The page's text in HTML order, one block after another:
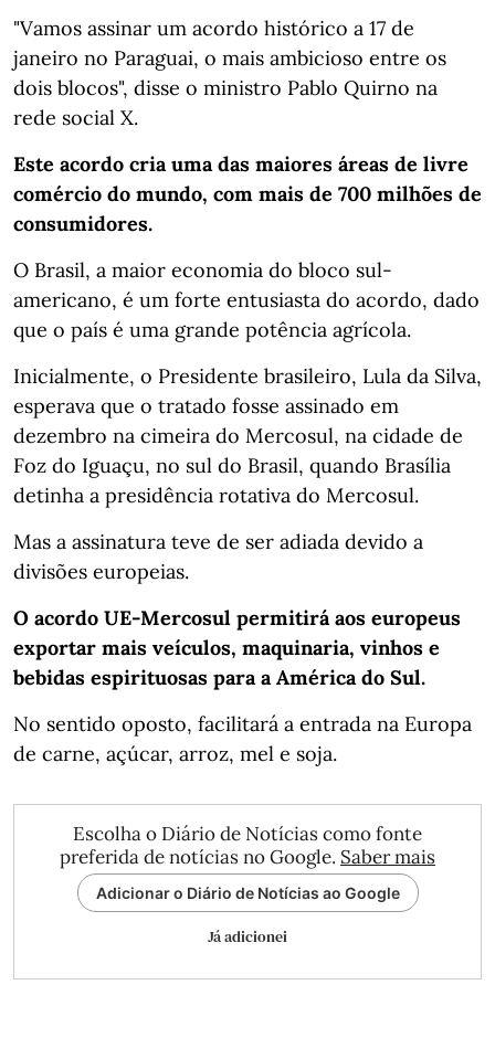
"Vamos assinar um acordo histórico a 17 de
janeiro no Paraguai, o mais ambicioso entre os
dois blocos", disse o ministro Pablo Quirno na
rede social X.
Este acordo cria uma das maiores áreas de livre
comércio do mundo, com mais de 700 milhões de
consumidores.
O Brasil, a maior economia do bloco sul-
americano, é um forte entusiasta do acordo, dado
que o país é uma grande potência agrícola.
Inicialmente, o Presidente brasileiro, Lula da Silva,
esperava que o tratado fosse assinado em
dezembro na cimeira do Mercosul, na cidade de
Foz do Iguaçu, no sul do Brasil, quando Brasília
detinha a presidência rotativa do Mercosul.
Mas a assinatura teve de ser adiada devido a
divisões europeias.
O acordo UE-Mercosul permitirá aos europeus
exportar mais veículos, maquinaria, vinhos e
bebidas espirituosas para a América do Sul.
No sentido oposto, facilitará a entrada na Europa
de carne, açúcar, arroz, mel e soja.
Escolha o Diário de Notícias como fonte
preferida de notícias no Google. Saber mais
Adicionar o Diário de Notícias ao Google
Já adicionei